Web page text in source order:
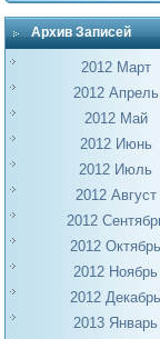
Архив Записей
2012 Март
2012 Апрель
2012 Май
2012 Июнь
2012 Июль
2012 Август
2012
2012 Октябрь
2012 Ноябрь
2012 Декабрь
2013 Январь